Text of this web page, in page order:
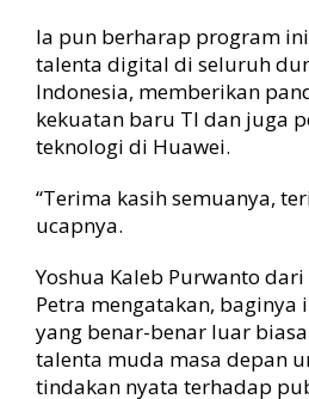
Ia pun berharap program
talenta digital di seluruh
Indonesia, memberikan
kekuatan baru TI dan juga
teknologi di Huawei.
“Terima kasih semuanya,
ucapnya.
Yoshua Kaleb Purwanto
Petra mengatakan,
yang benar-benar luar
talenta muda masa depan
tindakan nyata terhadap